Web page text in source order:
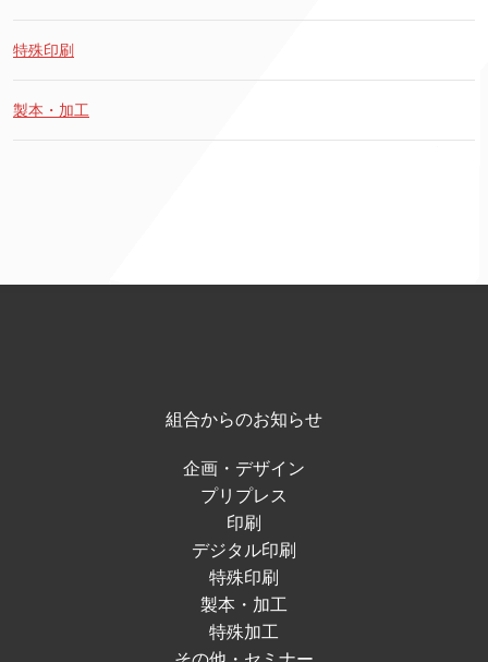
特殊印刷
製本・加工
組合からのお知らせ
企画・デザイン
プリプレス
印刷
デジタル印刷
特殊印刷
製本・加工
特殊加工